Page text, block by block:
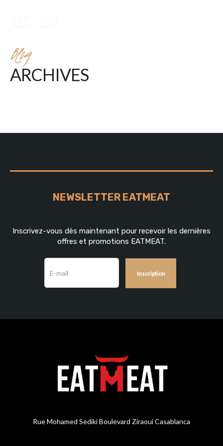
Blog
ARCHIVES
NEWSLETTER EATMEAT
Inscrivez-vous dès maintenant pour recevoir les dernières
offres et promotions EATMEAT.
Rue Mohamed Sediki Boulevard Ziraoui Casablanca